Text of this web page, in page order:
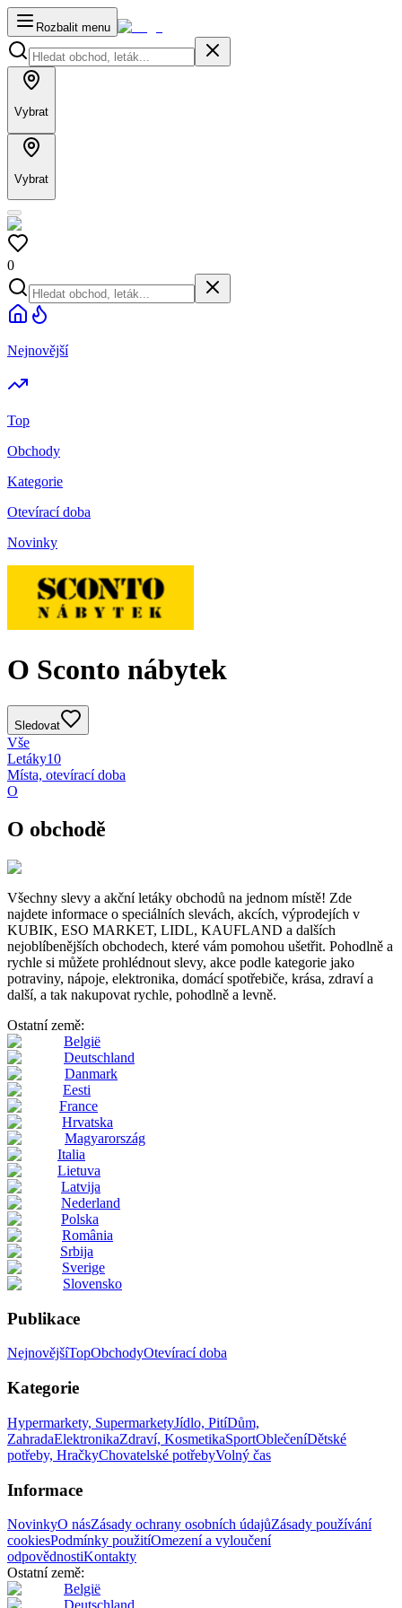
Rozbalit menu
Vybrat
Vybrat
0
Nejnovější
Top
Obchody
Kategorie
Otevírací doba
Novinky
O Sconto nábytek
Sledovat
Vše
Letáky10
Místa, otevírací doba
O
O obchodě
Všechny slevy a akční letáky obchodů na jednom místě! Zde
najdete informace o speciálních slevách, akcích, výprodejích v
KUBIK, ESO MARKET, LIDL, KAUFLAND a dalších
nejoblíbenějších obchodech, které vám pomohou ušetřit. Pohodlně a
rychle si můžete prohlédnout slevy, akce podle kategorie jako
potraviny, nápoje, elektronika, domácí spotřebiče, krása, zdraví a
další, a tak nakupovat rychle, pohodlně a levně.
Ostatní země:
België
Deutschland
Danmark
Eesti
France
Hrvatska
Magyarország
Italia
Lietuva
Latvija
Nederland
Polska
România
Srbija
Sverige
Slovensko
Publikace
NejnovějšíTopObchodyOtevírací doba
Kategorie
Hypermarkety, SupermarketyJídlo, PitíDům,
ZahradaElektronikaZdraví, KosmetikaSportOblečeníDětské
potřeby, HračkyChovatelské potřebyVolný čas
Informace
NovinkyO násZásady ochrany osobních údajůZásady používání
cookiesPodmínky použitíOmezení a vyloučení
odpovědnostiKontakty
Ostatní země:
België